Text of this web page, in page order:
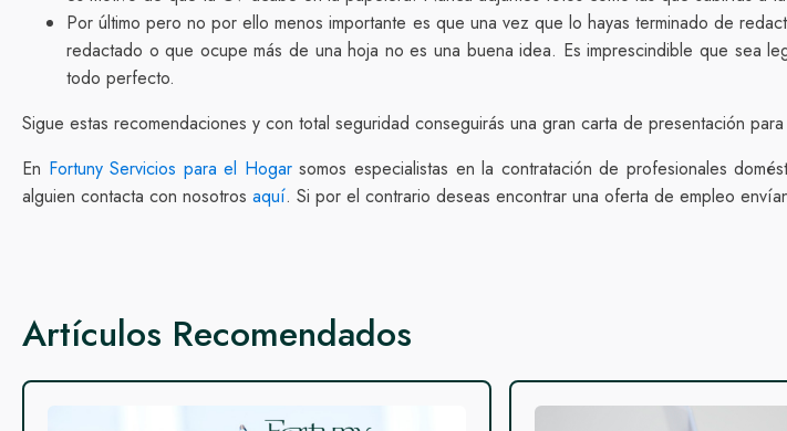
Por último pero no por ello menos importante es que una vez que lo hayas terminado de
redactado o que ocupe más de una hoja no es una buena idea. Es imprescindible que sea
todo perfecto.
Sigue estas recomendaciones y con total seguridad conseguirás una gran carta de presentación
En Fortuny Servicios para el Hogarsomos especialistas en la contratación de profesionales
alguien contacta con nosotros aquí. Si por el contrario deseas encontrar una oferta de empleo
Artículos Recomendados